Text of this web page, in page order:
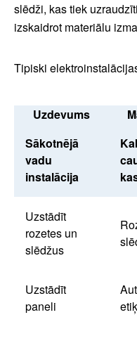
slēdži, kas tiek
izskaidrot materiālu
Tipiski
Uzdevums
Sākotnējā
vadu
instalācija
Uzstādīt
rozetes un
slēdžus
Uzstādīt
paneli